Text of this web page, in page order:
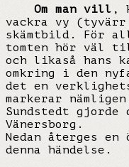
Om man vill ,
vackra vy (tyvärr
skämtbild. För
tomten hör väl
och likaså hans
omkring i den
det en
markerar
Sundstedt
Vänersborg.
Nedan återges
denna händelse.